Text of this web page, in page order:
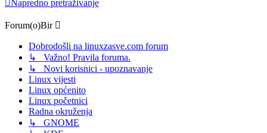
Napredno pretraživanje
Forum(o)Bir
Dobrodošli na linuxzasve.com forum
↳ Važno! Pravila foruma.
↳ Novi korisnici - upoznavanje
Linux vijesti
Linux općenito
Linux početnici
Radna okruženja
↳ GNOME